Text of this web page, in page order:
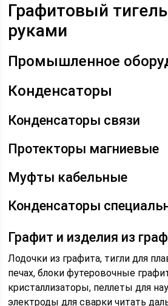
Графитовый
руками
Промышленное
Конденсаторы
Конденсаторы связи
Протекторы магниевые
Муфты кабельные
Конденсаторы
Графит и изделия из
Лодочки из графита, тигли для
печах, блоки футеровочные
кристаллизаторы, пеллеты для
электроды для сварки читать